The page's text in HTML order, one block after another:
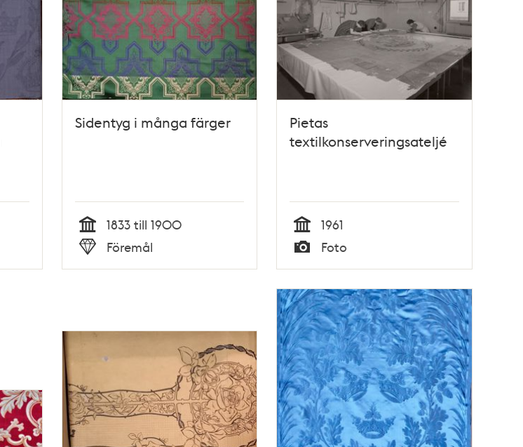
Sidentyg i många färger
Tid
1833 till 1900
Typ
Föremål
Pietas
textilkonserveringsateljé
Tid
1961
Typ
Foto